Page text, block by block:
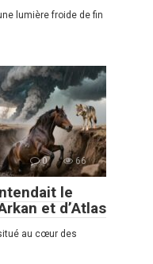
lumière froide de fin
0 66
le
et d’Atlas
au cœur des